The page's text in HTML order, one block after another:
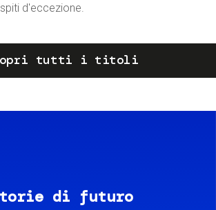
d'eccezione.
tutti i titoli
di futuro